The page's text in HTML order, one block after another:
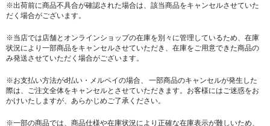
※出荷前に商品不具合が確認された場合は、該当商品をキャンセルさせていた
だく場合がございます。
※当店では店舗とオンラインショップの在庫を別々に管理しているため、在庫
状況により一部商品をキャンセルさせていただき、在庫をご用意できた商品の
み発送させていただく場合がございます。
※お支払い方法がd払い・メルペイの場合、 一部商品のキャンセルが発生した
際は、ご注文全体をキャンセルとさせていただきます。お客様にはご迷惑をお
かけいたしますが、あらかじめご了承ください。
※一部の商品では、商品仕様や在庫状況により正確な在庫表示が難しいため、